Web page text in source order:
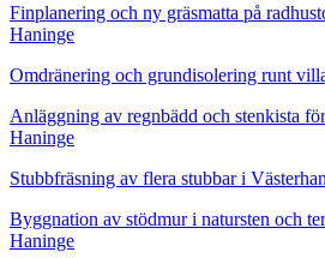
Finplanering och ny gräsmatta på
Haninge
Omdränering och grundisolering runt
Anläggning av regnbädd och stenkista
Haninge
Stubbfräsning av flera stubbar i
Byggnation av stödmur i natursten och
Haninge